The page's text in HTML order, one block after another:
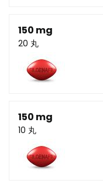
150 mg
20 丸
150 mg
10 丸